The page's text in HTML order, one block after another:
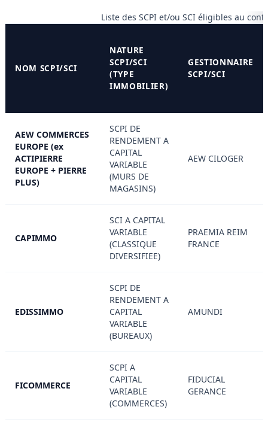
Liste des SCPI et/ou SCI éligibles au
NOM SCPI/SCI
NATURE
SCPI/SCI
(TYPE
IMMOBILIER)
GESTIONNAIRE
SCPI/SCI
AEW COMMERCES
EUROPE (ex
ACTIPIERRE
EUROPE + PIERRE
PLUS)
SCPI DE
RENDEMENT A
CAPITAL
VARIABLE
(MURS DE
MAGASINS)
AEW CILOGER
CAPIMMO
SCI A CAPITAL
VARIABLE
(CLASSIQUE
DIVERSIFIEE)
PRAEMIA REIM
FRANCE
EDISSIMMO
SCPI DE
RENDEMENT A
CAPITAL
VARIABLE
(BUREAUX)
AMUNDI
FICOMMERCE
SCPI A
CAPITAL
VARIABLE
(COMMERCES)
FIDUCIAL
GERANCE